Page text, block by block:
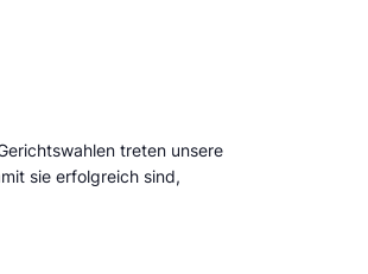
treten unsere
sie erfolgreich sind,